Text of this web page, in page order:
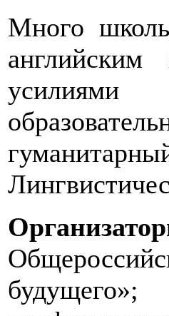
Много
усилиями